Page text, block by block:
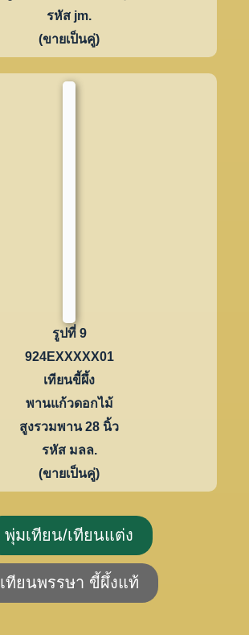
รหัส jm.
(ขายเป็นคู่)
รูปที่ 9
924EXXXXX01
เทียนขี้ผึ้ง
พานแก้วดอกไม้
สูงรวมพาน 28 นิ้ว
รหัส มลล.
(ขายเป็นคู่)
พุ่มเทียน/เทียนแต่ง
เทียนพรรษา ขี้ผึ้งแท้